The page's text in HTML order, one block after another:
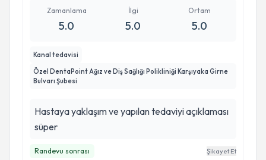
Zamanlama
5.0
İlgi
5.0
Ortam
5.0
Kanal tedavisi
Özel DentaPoint Ağız ve Diş Sağlığı Polikliniği Karşıyaka Girne
Bulvarı Şubesi
Hastaya yaklaşım ve yapılan tedaviyi açıklaması
süper
Randevu sonrası Şikayet Et